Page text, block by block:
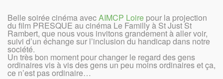
Belle soirée cinéma avecAIMCP Loire pour la projection
du film PRESQUE au cinéma Le Familly à St Just St
Rambert, que nous vous invitons grandement à aller voir,
suivi d’un échange sur l’inclusion du handicap dans notre
société.
Un très bon moment pour changer le regard des gens
ordinaires vis à vis des gens un peu moins ordinaires et ça,
ce n’est pas ordinaire…